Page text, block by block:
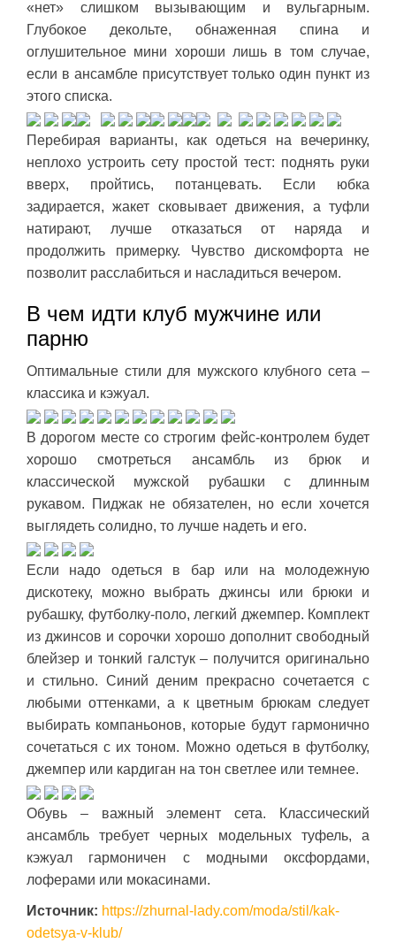
«нет» слишком вызывающим и вульгарным.
Глубокое декольте, обнаженная спина и
оглушительное мини хороши лишь в том случае,
если в ансамбле присутствует только один пункт из
этого списка.
Перебирая варианты, как одеться на вечеринку,
неплохо устроить сету простой тест: поднять руки
вверх, пройтись, потанцевать. Если юбка
задирается, жакет сковывает движения, а туфли
натирают, лучше отказаться от наряда и
продолжить примерку. Чувство дискомфорта не
позволит расслабиться и насладиться вечером.
В чем идти клуб мужчине или
парню
Оптимальные стили для мужского клубного сета –
классика и кэжуал.
В дорогом месте со строгим фейс-контролем будет
хорошо смотреться ансамбль из брюк и
классической мужской рубашки с длинным
рукавом. Пиджак не обязателен, но если хочется
выглядеть солидно, то лучше надеть и его.
Если надо одеться в бар или на молодежную
дискотеку, можно выбрать джинсы или брюки и
рубашку, футболку-поло, легкий джемпер. Комплект
из джинсов и сорочки хорошо дополнит свободный
блейзер и тонкий галстук – получится оригинально
и стильно. Синий деним прекрасно сочетается с
любыми оттенками, а к цветным брюкам следует
выбирать компаньонов, которые будут гармонично
сочетаться с их тоном. Можно одеться в футболку,
джемпер или кардиган на тон светлее или темнее.
Обувь – важный элемент сета. Классический
ансамбль требует черных модельных туфель, а
кэжуал гармоничен с модными оксфордами,
лоферами или мокасинами.
Источник: https://zhurnal-lady.com/moda/stil/kak-
odetsya-v-klub/